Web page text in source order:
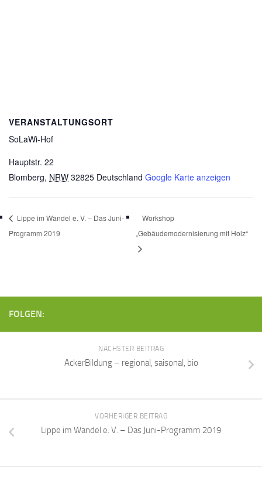
VERANSTALTUNGSORT
SoLaWi-Hof
Hauptstr. 22
Blomberg, NRW 32825 Deutschland Google Karte anzeigen
Lippe im Wandel e. V. – Das Juni-
Programm 2019
Workshop
„Gebäudemodernisierung mit Holz“
FOLGEN:
NÄCHSTER BEITRAG
AckerBildung – regional, saisonal, bio
VORHERIGER BEITRAG
Lippe im Wandel e. V. – Das Juni-Programm 2019